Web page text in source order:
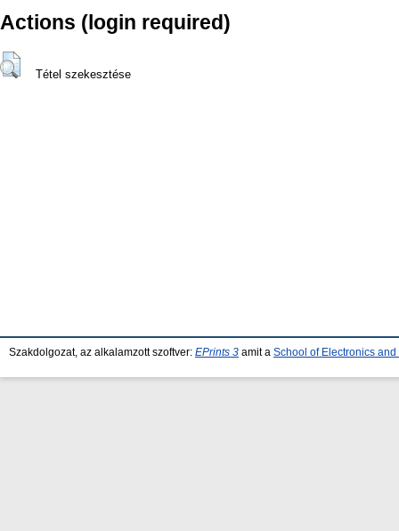
Actions (login required)
Tétel szekesztése
Szakdolgozat, az alkalamzott szoftver: EPrints 3 amit a School of Electronics